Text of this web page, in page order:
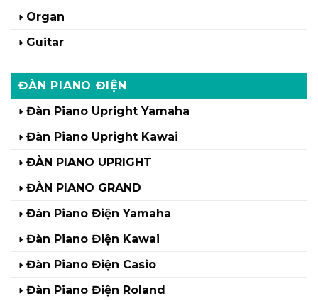
Organ
Guitar
ĐÀN PIANO ĐIỆN
Đàn Piano Upright Yamaha
Đàn Piano Upright Kawai
ĐÀN PIANO UPRIGHT
ĐÀN PIANO GRAND
Đàn Piano Điện Yamaha
Đàn Piano Điện Kawai
Đàn Piano Điện Casio
Đàn Piano Điện Roland